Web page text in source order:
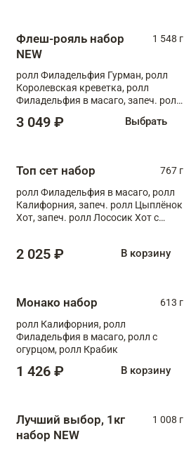
Флеш-рояль набор
NEW
1 548 г
ролл Филадельфия Гурман, ролл
Королевская креветка, ролл
Филадельфия в масаго, запеч. ролл
Тигровая креветка с моцареллой,
3 049 ₽ Выбрать
Топ сет набор
767 г
ролл Филадельфия в масаго, ролл
Калифорния, запеч. ролл Цыплёнок
Хот, запеч. ролл Лососик Хот с
2 025 ₽ В корзину
Монако набор
613 г
ролл Калифорния, ролл
Филадельфия в масаго, ролл с
огурцом, ролл Крабик
1 426 ₽ В корзину
Лучший выбор, 1кг
набор NEW
1 008 г